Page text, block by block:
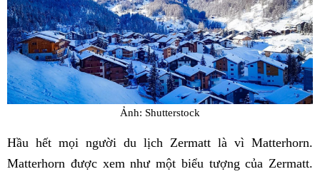
Ảnh: Shutterstock
Hầu hết mọi người du lịch Zermatt là vì Matterhorn.
Matterhorn được xem như một biểu tượng của Zermatt.